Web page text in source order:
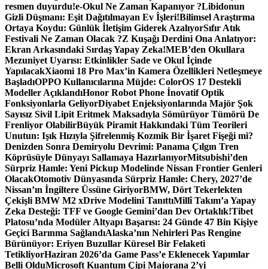
resmen duyurdu!e-Okul Ne Zaman Kapanıyor ?Libidonun
Gizli Düşmanı: Eşit Dağıtılmayan Ev İşleri!Bilimsel Araştırma
Ortaya Koydu: Günlük İletişim Giderek AzalıyorSıfır Atık
Festivali Ne Zaman Olacak ?Z Kuşağı Derdini Ona Anlatıyor:
Ekran Arkasındaki Sırdaş Yapay Zeka!MEB’den Okullara
Mezuniyet Uyarısı: Etkinlikler Sade ve Okul İçinde
YapılacakXiaomi 18 Pro Max’in Kamera Özellikleri Netleşmeye
BaşladıOPPO Kullanıcılarına Müjde: ColorOS 17 Destekli
Modeller AçıklandıHonor Robot Phone İnovatif Optik
Fonksiyonlarla GeliyorDiyabet Enjeksiyonlarında Majör Şok
Sayısız Sivil Lipit Eritmek Maksadıyla Sömürüyor Tümörü De
Frenliyor OlabilirBüyük Piramit Hakkındaki Tüm Teorileri
Unutun: Işık Hızıyla Şifrelenmiş Kozmik Bir İşaret Fişeği mi?
Denizden Sonra Demiryolu Devrimi: Panama Çılgın Tren
Köprüsüyle Dünyayı Sallamaya HazırlanıyorMitsubishi’den
Sürpriz Hamle: Yeni Pickup Modelinde Nissan Frontier Genleri
OlacakOtomotiv Dünyasında Sürpriz Hamle: Chery, 2027’de
Nissan’ın İngiltere Üssüne GiriyorBMW, Dört Tekerlekten
Çekişli BMW M2 xDrive Modelini TanıttıMillî Takım’a Yapay
Zeka Desteği: TFF ve Google Gemini’dan Dev Ortaklık!Tibet
Platosu’nda Modüler Altyapı Başarısı: 24 Günde 47 Bin Kişiye
Geçici Barınma SağlandıAlaska’nın Nehirleri Pas Rengine
Bürünüyor: Eriyen Buzullar Küresel Bir Felaketi
TetikliyorHaziran 2026’da Game Pass’e Eklenecek Yapımlar
Belli OlduMicrosoft Kuantum Çipi Majorana 2’yi